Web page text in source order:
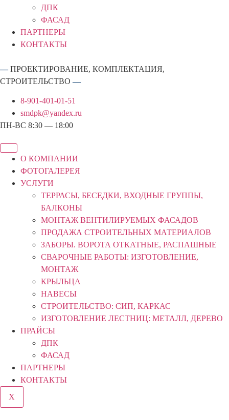
ДПК
ФАСАД
ПАРТНЕРЫ
КОНТАКТЫ
—ПРОЕКТИРОВАНИЕ, КОМПЛЕКТАЦИЯ,
СТРОИТЕЛЬСТВО—
8-901-401-01-51
smdpk@yandex.ru
ПН-ВС 8:30 — 18:00
О КОМПАНИИ
ФОТОГАЛЕРЕЯ
УСЛУГИ
ТЕРРАСЫ, БЕСЕДКИ, ВХОДНЫЕ ГРУППЫ,
БАЛКОНЫ
МОНТАЖ ВЕНТИЛИРУЕМЫХ ФАСАДОВ
ПРОДАЖА СТРОИТЕЛЬНЫХ МАТЕРИАЛОВ
ЗАБОРЫ. ВОРОТА ОТКАТНЫЕ, РАСПАШНЫЕ
СВАРОЧНЫЕ РАБОТЫ: ИЗГОТОВЛЕНИЕ,
МОНТАЖ
КРЫЛЬЦА
НАВЕСЫ
СТРОИТЕЛЬСТВО: СИП, КАРКАС
ИЗГОТОВЛЕНИЕ ЛЕСТНИЦ: МЕТАЛЛ, ДЕРЕВО
ПРАЙСЫ
ДПК
ФАСАД
ПАРТНЕРЫ
КОНТАКТЫ
X